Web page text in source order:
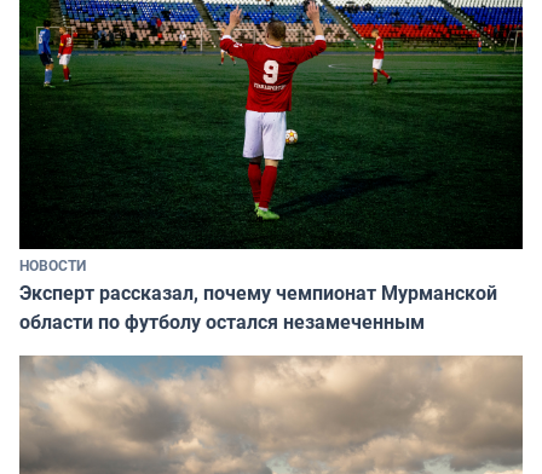
НОВОСТИ
Эксперт рассказал, почему чемпионат Мурманской
области по футболу остался незамеченным